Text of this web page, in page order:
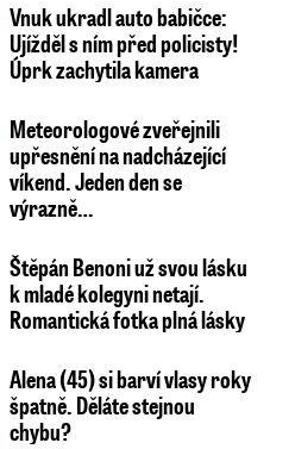
Vnuk ukradl auto babičce:
Ujížděl s ním před policisty!
Úprk zachytila kamera
Meteorologové zveřejnili
upřesnění na nadcházející
víkend. Jeden den se
výrazně…
Štěpán Benoni už svou lásku
k mladé kolegyni netají.
Romantická fotka plná lásky
Alena (45) si barví vlasy roky
špatně. Děláte stejnou
chybu?